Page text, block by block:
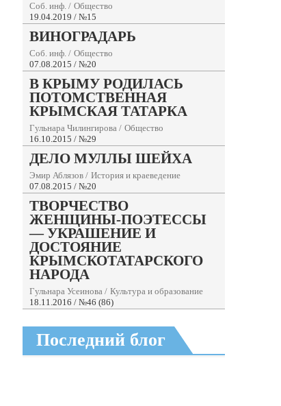
Соб. инф. / Общество
19.04.2019 / №15
ВИНОГРАДАРЬ
Соб. инф. / Общество
07.08.2015 / №20
В КРЫМУ РОДИЛАСЬ
ПОТОМСТВЕННАЯ
КРЫМСКАЯ ТАТАРКА
Гульнара Чилингирова / Общество
16.10.2015 / №29
ДЕЛО МУЛЛЫ ШЕЙХА
Эмир Аблязов / История и краеведение
07.08.2015 / №20
ТВОРЧЕСТВО
ЖЕНЩИНЫ-ПОЭТЕССЫ
— УКРАШЕНИЕ И
ДОСТОЯНИЕ
КРЫМСКОТАТАРСКОГО
НАРОДА
Гульнара Усеинова / Культура и образование
18.11.2016 / №46 (86)
Последний блог